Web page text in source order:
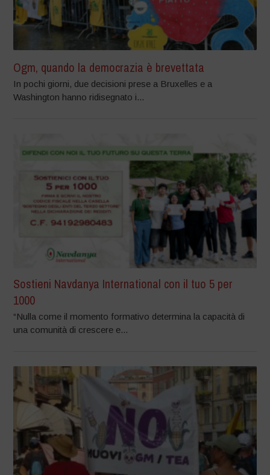
Ogm, quando la democrazia è brevettata
In pochi giorni, due decisioni prese a Bruxelles e a
Washington hanno ridisegnato i...
Sostieni Navdanya International con il tuo 5 per
1000
“Nulla come il momento formativo determina la capacità di
una comunità di crescere e...